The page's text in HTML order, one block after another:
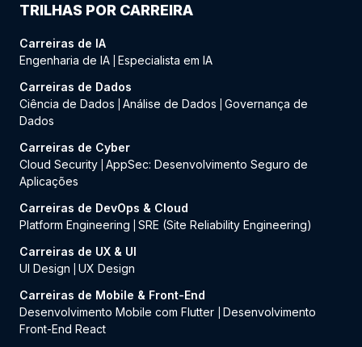
TRILHAS POR CARREIRA
Carreiras de IA
Engenharia de IA Especialista em IA
Carreiras de Dados
Ciência de Dados
Análise de Dados
Governança de
Dados
Carreiras de Cyber
Cloud Security AppSec: Desenvolvimento Seguro de
Aplicações
Carreiras de DevOps & Cloud
Platform Engineering
SRE (Site Reliability Engineering)
Carreiras de UX & UI
UI Design
UX Design
Carreiras de Mobile & Front-End
Desenvolvimento Mobile com Flutter
Desenvolvimento
Front-End React